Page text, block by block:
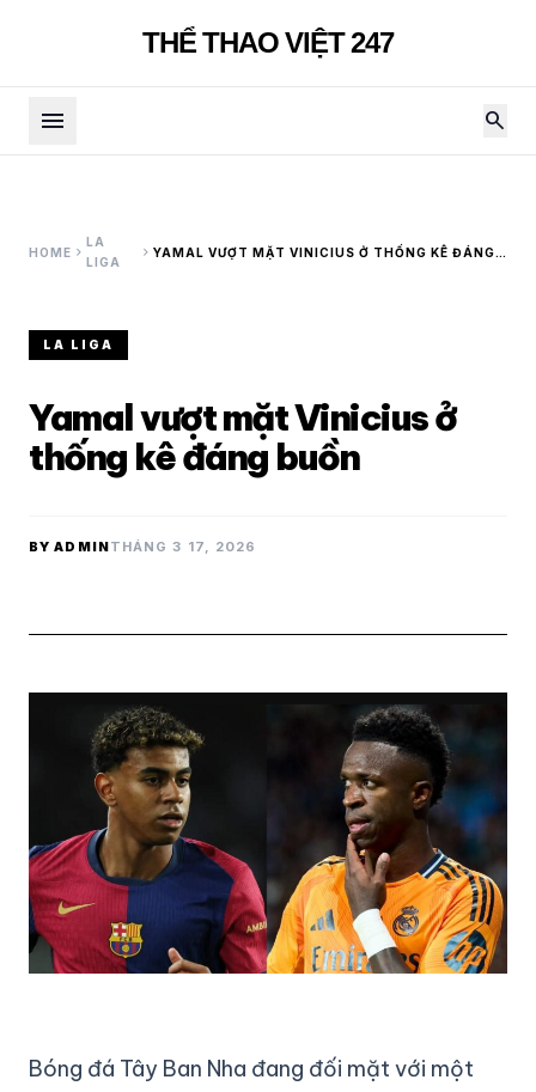
THỂ THAO VIỆT 247
menu search
HOME chevron_right
LA
LIGA
chevron_right YAMAL VƯỢT MẶT VINICIUS Ở THỐNG KÊ ĐÁNG
LA LIGA
Yamal vượt mặt Vinicius ở
thống kê đáng buồn
BY ADMINTHÁNG 3 17, 2026
Bóng đá Tây Ban Nha đang đối mặt với một